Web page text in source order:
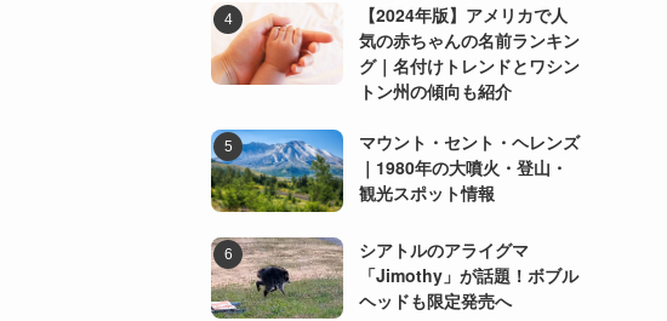
【2024年版】アメリカで人
気の赤ちゃんの名前ランキン
グ｜名付けトレンドとワシン
トン州の傾向も紹介
マウント・セント・ヘレンズ
｜1980年の大噴火・登山・
観光スポット情報
シアトルのアライグマ
「Jimothy」が話題！ボブル
ヘッドも限定発売へ